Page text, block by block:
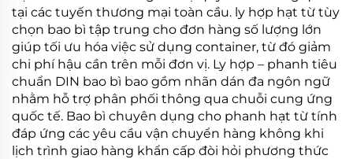
tại các tuyến thương mại toàn cầu. ly hợp hạt từ tùy
chọn bao bì tập trung cho đơn hàng số lượng lớn
giúp tối ưu hóa việc sử dụng container, từ đó giảm
chi phí hậu cần trên mỗi đơn vị. Ly hợp – phanh tiêu
chuẩn DIN bao bì bao gồm nhãn dán đa ngôn ngữ
nhằm hỗ trợ phân phối thông qua chuỗi cung ứng
quốc tế. Bao bì chuyên dụng cho phanh hạt từ tính
đáp ứng các yêu cầu vận chuyển hàng không khi
lịch trình giao hàng khẩn cấp đòi hỏi phương thức